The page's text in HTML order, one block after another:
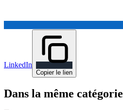
LinkedIn
Copier le lien
Dans la même catégorie